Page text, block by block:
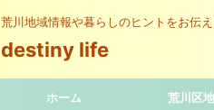
荒川地域情報や暮らしのヒントをお伝
destiny life
ホーム 荒川区